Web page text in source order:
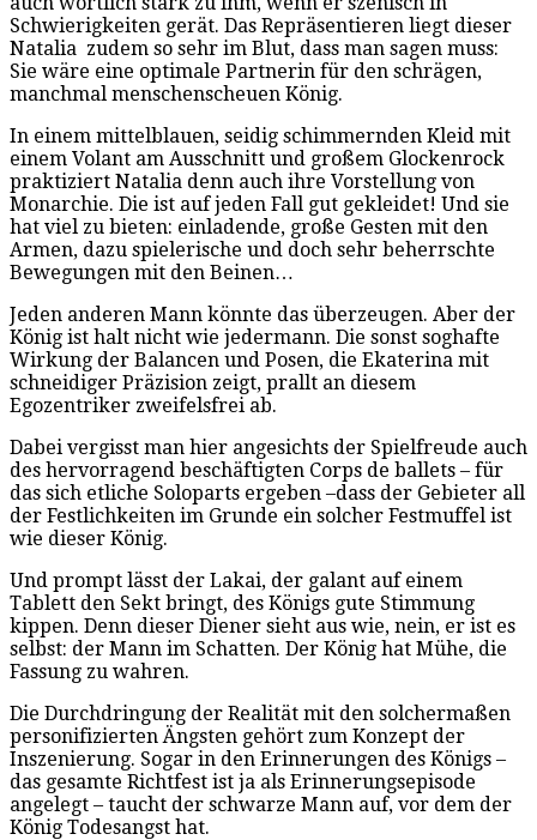
Schwierigkeiten gerät. Das Repräsentieren liegt dieser
Natalia zudem so sehr im Blut, dass man sagen muss:
Sie wäre eine optimale Partnerin für den schrägen,
manchmal menschenscheuen König.
In einem mittelblauen, seidig schimmernden Kleid mit
einem Volant am Ausschnitt und großem Glockenrock
praktiziert Natalia denn auch ihre Vorstellung von
Monarchie. Die ist auf jeden Fall gut gekleidet! Und sie
hat viel zu bieten: einladende, große Gesten mit den
Armen, dazu spielerische und doch sehr beherrschte
Bewegungen mit den Beinen…
Jeden anderen Mann könnte das überzeugen. Aber der
König ist halt nicht wie jedermann. Die sonst soghafte
Wirkung der Balancen und Posen, die Ekaterina mit
schneidiger Präzision zeigt, prallt an diesem
Egozentriker zweifelsfrei ab.
Dabei vergisst man hier angesichts der Spielfreude auch
des hervorragend beschäftigten Corps de ballets – für
das sich etliche Soloparts ergeben –dass der Gebieter all
der Festlichkeiten im Grunde ein solcher Festmuffel ist
wie dieser König.
Und prompt lässt der Lakai, der galant auf einem
Tablett den Sekt bringt, des Königs gute Stimmung
kippen. Denn dieser Diener sieht aus wie, nein, er ist es
selbst: der Mann im Schatten. Der König hat Mühe, die
Fassung zu wahren.
Die Durchdringung der Realität mit den solchermaßen
personifizierten Ängsten gehört zum Konzept der
Inszenierung. Sogar in den Erinnerungen des Königs –
das gesamte Richtfest ist ja als Erinnerungsepisode
angelegt – taucht der schwarze Mann auf, vor dem der
König Todesangst hat.